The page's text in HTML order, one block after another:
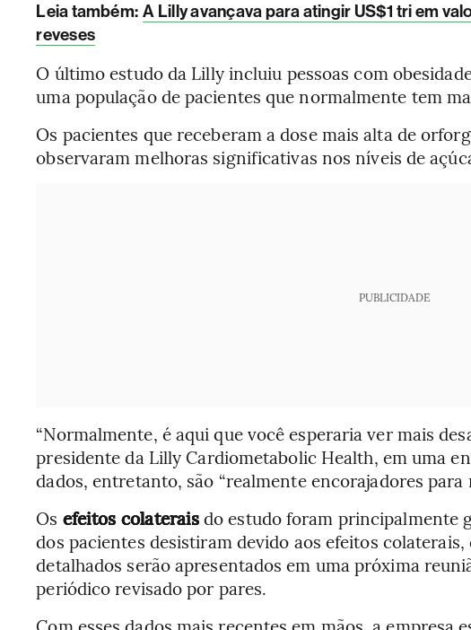
Leia também: A Lilly avançava para atingir US$1 tri em
reveses
O último estudo da Lilly incluiu pessoas com
uma população de pacientes que normalmente tem
Os pacientes que receberam a dose mais alta de
observaram melhoras significativas nos níveis de
PUBLICIDADE
“Normalmente, é aqui que você esperaria ver mais
presidente da Lilly Cardiometabolic Health, em uma
dados, entretanto, são “realmente encorajadores para
Os efeitos colateraisdo estudo foram principalmente
dos pacientes desistiram devido aos efeitos colaterais,
detalhados serão apresentados em uma próxima
periódico revisado por pares.